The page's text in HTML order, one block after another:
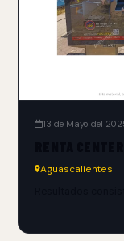
13 de Mayo del
Aguascalientes